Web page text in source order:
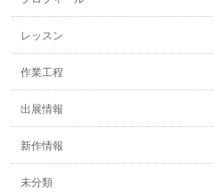
レッスン
作業工程
出展情報
新作情報
未分類